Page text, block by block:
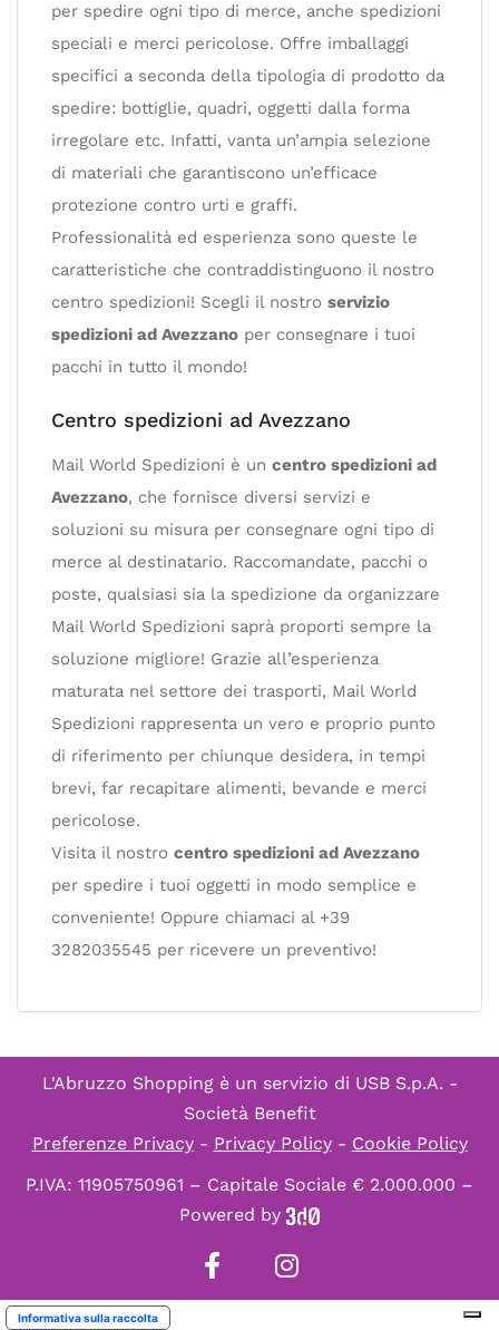
per spedire ogni tipo di merce, anche spedizioni
speciali e merci pericolose. Offre imballaggi
specifici a seconda della tipologia di prodotto da
spedire: bottiglie, quadri, oggetti dalla forma
irregolare etc. Infatti, vanta un’ampia selezione
di materiali che garantiscono un’efficace
protezione contro urti e graffi.
Professionalità ed esperienza sono queste le
caratteristiche che contraddistinguono il nostro
centro spedizioni! Scegli il nostro servizio
spedizioni ad Avezzano per consegnare i tuoi
pacchi in tutto il mondo!
Centro spedizioni ad Avezzano
Mail World Spedizioni è un centro spedizioni ad
Avezzano, che fornisce diversi servizi e
soluzioni su misura per consegnare ogni tipo di
merce al destinatario. Raccomandate, pacchi o
poste, qualsiasi sia la spedizione da organizzare
Mail World Spedizioni saprà proporti sempre la
soluzione migliore! Grazie all’esperienza
maturata nel settore dei trasporti, Mail World
Spedizioni rappresenta un vero e proprio punto
di riferimento per chiunque desidera, in tempi
brevi, far recapitare alimenti, bevande e merci
pericolose.
Visita il nostro centro spedizioni ad Avezzano
per spedire i tuoi oggetti in modo semplice e
conveniente! Oppure chiamaci al +39
3282035545 per ricevere un preventivo!
L'Abruzzo Shopping è un servizio di USB S.p.A. -
Società Benefit
Preferenze Privacy- Privacy Policy- Cookie Policy
P.IVA: 11905750961 – Capitale Sociale € 2.000.000 –
Powered by
Informativa sulla raccolta